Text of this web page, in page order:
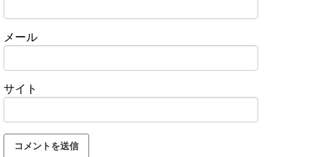
メール
サイト